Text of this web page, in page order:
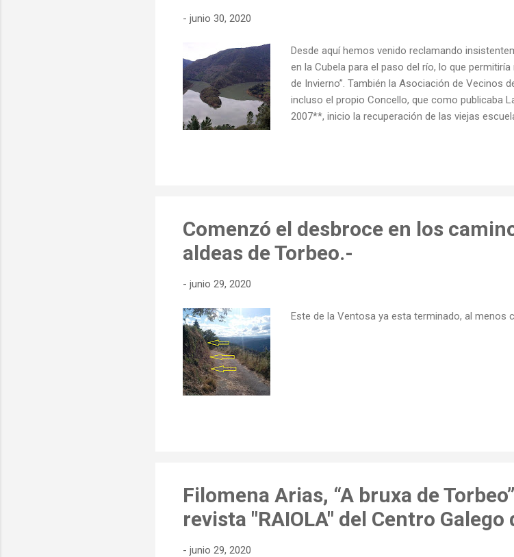
- junio 30, 2020
Desde aquí hemos venido reclamando
en la Cubela para el paso del río, lo que
de Invierno”. También la Asociación de Vecinos
incluso el propio Concello, que como publicaba
2007**, inicio la recuperación de las viejas
Comenzó el desbroce en los
aldeas de Torbeo.-
- junio 29, 2020
Este de la Ventosa ya esta terminado, al
Filomena Arias, “A bruxa de
revista "RAIOLA" del Centro
- junio 29, 2020